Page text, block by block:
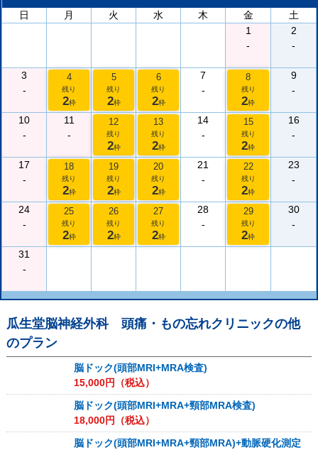
日
月 火 水 木 金
土
1
-
2
-
3
-
4
残り
2枠
5
残り
2枠
6
残り
2枠
7
-
8
残り
2枠
9
-
10
-
11
-
12
残り
2枠
13
残り
2枠
14
-
15
残り
2枠
16
-
17
-
18
残り
2枠
19
残り
2枠
20
残り
2枠
21
-
22
残り
2枠
23
-
24
-
25
残り
2枠
26
残り
2枠
27
残り
2枠
28
-
29
残り
2枠
30
-
31
-
瓜生堂脳神経外科 頭痛・もの忘れクリニックの他
のプラン
脳ドック(頭部MRI+MRA検査)
15,000円（税込）
脳ドック(頭部MRI+MRA+頸部MRA検査)
18,000円（税込）
脳ドック(頭部MRI+MRA+頸部MRA)+動脈硬化測定